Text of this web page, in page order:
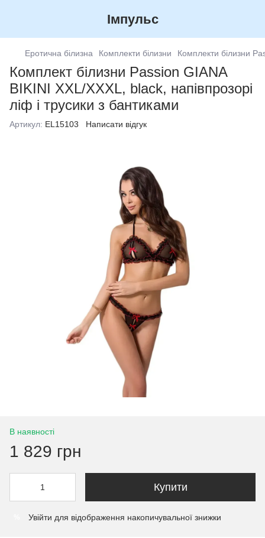
Імпульс
Еротична білизна Комплекти білизни Комплекти білизни
Комплект білизни Passion GIANA
BIKINI XXL/XXXL, black, напівпрозорі
ліф і трусики з бантиками
Артикул: EL15103 Написати відгук
В наявності
1 829 грн
Купити
Увійти для відображення накопичувальної знижки